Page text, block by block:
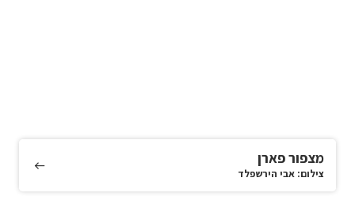
מצפור פארן
צילום: אבי הירשפלד